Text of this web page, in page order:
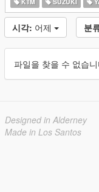
시각: 어제 분
파일을 찾을 수 없습
Designed in Alderney
Made in Los Santos